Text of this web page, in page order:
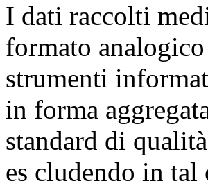
I dati raccolti
formato
strumenti
in forma
standard di
es cludendo in